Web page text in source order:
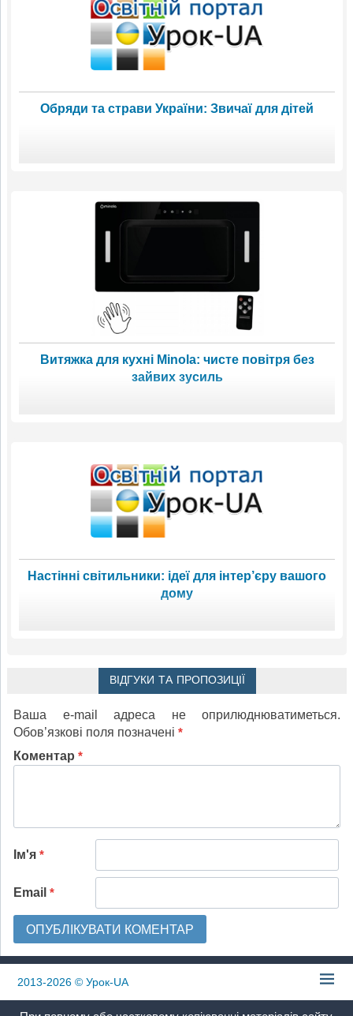
Обряди та страви України: Звичаї для дітей
Витяжка для кухні Minola: чисте повітря без
зайвих зусиль
Настінні світильники: ідеї для інтер’єру вашого
дому
ВІДГУКИ ТА ПРОПОЗИЦІЇ
Ваша e-mail адреса не оприлюднюватиметься.
Обов’язкові поля позначені *
Коментар *
Ім'я *
Email *
2013-2026© Урок-UA